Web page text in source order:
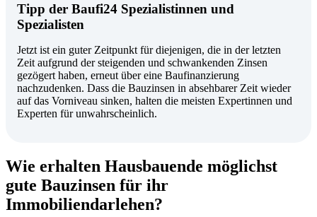
Tipp der Baufi24 Spezialistinnen und
Spezialisten
Jetzt ist ein guter Zeitpunkt für diejenigen, die in der letzten
Zeit aufgrund der steigenden und schwankenden Zinsen
gezögert haben, erneut über eine Baufinanzierung
nachzudenken. Dass die Bauzinsen in absehbarer Zeit wieder
auf das Vorniveau sinken, halten die meisten Expertinnen und
Experten für unwahrscheinlich.
Wie erhalten Hausbauende möglichst
gute Bauzinsen für ihr
Immobiliendarlehen?